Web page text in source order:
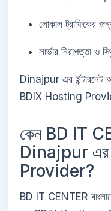
লোকাল ট্রাফিকের
সার্ভার নিরাপত্তা ও
Dinajpur এর ইন্টারনেট
BDIX Hosting
কেন BD IT
Dinajpur এর
Provider?
BD IT CENTER